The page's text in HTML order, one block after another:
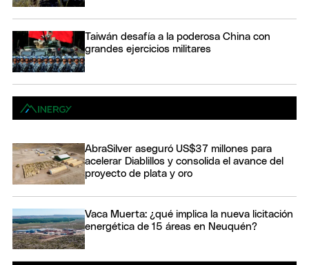
Taiwán desafía a la poderosa China con
grandes ejercicios militares
AbraSilver aseguró US$37 millones para
acelerar Diablillos y consolida el avance del
proyecto de plata y oro
Vaca Muerta: ¿qué implica la nueva licitación
energética de 15 áreas en Neuquén?